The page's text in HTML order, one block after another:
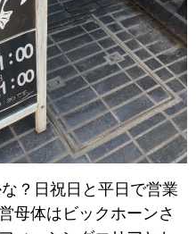
？日祝日と平日で営業
母体はビックホーンさ